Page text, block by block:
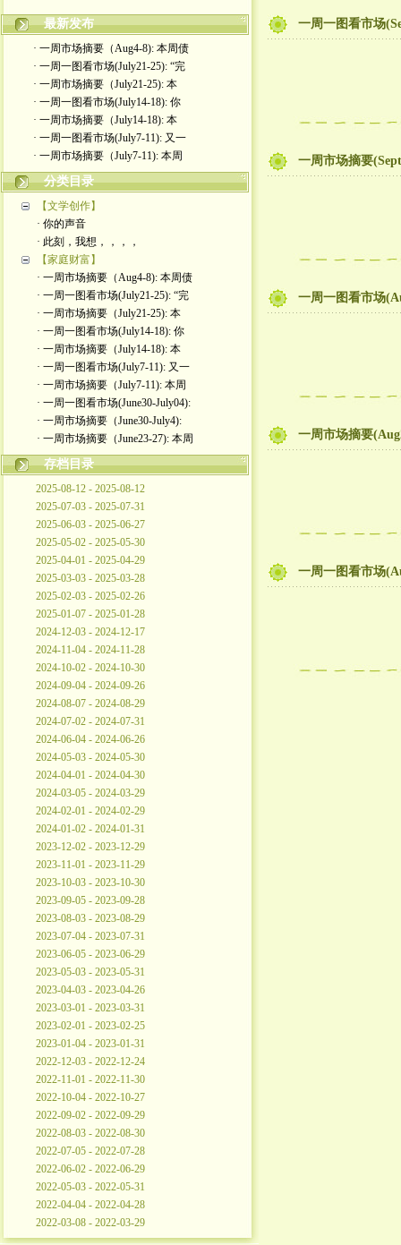
最新发布
· 一周市场摘要（Aug4-8): 本周债
· 一周一图看市场(July21-25): “完
· 一周市场摘要（July21-25): 本
· 一周一图看市场(July14-18): 你
· 一周市场摘要（July14-18): 本
· 一周一图看市场(July7-11): 又一
· 一周市场摘要（July7-11): 本周
分类目录
【文学创作】
· 你的声音
· 此刻，我想，，，，
【家庭财富】
· 一周市场摘要（Aug4-8): 本周债
· 一周一图看市场(July21-25): “完
· 一周市场摘要（July21-25): 本
· 一周一图看市场(July14-18): 你
· 一周市场摘要（July14-18): 本
· 一周一图看市场(July7-11): 又一
· 一周市场摘要（July7-11): 本周
· 一周一图看市场(June30-July04):
· 一周市场摘要（June30-July4):
· 一周市场摘要（June23-27): 本周
存档目录
2025-08-12 - 2025-08-12
2025-07-03 - 2025-07-31
2025-06-03 - 2025-06-27
2025-05-02 - 2025-05-30
2025-04-01 - 2025-04-29
2025-03-03 - 2025-03-28
2025-02-03 - 2025-02-26
2025-01-07 - 2025-01-28
2024-12-03 - 2024-12-17
2024-11-04 - 2024-11-28
2024-10-02 - 2024-10-30
2024-09-04 - 2024-09-26
2024-08-07 - 2024-08-29
2024-07-02 - 2024-07-31
2024-06-04 - 2024-06-26
2024-05-03 - 2024-05-30
2024-04-01 - 2024-04-30
2024-03-05 - 2024-03-29
2024-02-01 - 2024-02-29
2024-01-02 - 2024-01-31
2023-12-02 - 2023-12-29
2023-11-01 - 2023-11-29
2023-10-03 - 2023-10-30
2023-09-05 - 2023-09-28
2023-08-03 - 2023-08-29
2023-07-04 - 2023-07-31
2023-06-05 - 2023-06-29
2023-05-03 - 2023-05-31
2023-04-03 - 2023-04-26
2023-03-01 - 2023-03-31
2023-02-01 - 2023-02-25
2023-01-04 - 2023-01-31
2022-12-03 - 2022-12-24
2022-11-01 - 2022-11-30
2022-10-04 - 2022-10-27
2022-09-02 - 2022-09-29
2022-08-03 - 2022-08-30
2022-07-05 - 2022-07-28
2022-06-02 - 2022-06-29
2022-05-03 - 2022-05-31
2022-04-04 - 2022-04-28
2022-03-08 - 2022-03-29
一周一图看市场
一周市场摘要
一周一图看市场
一周市场摘要
一周一图看市场